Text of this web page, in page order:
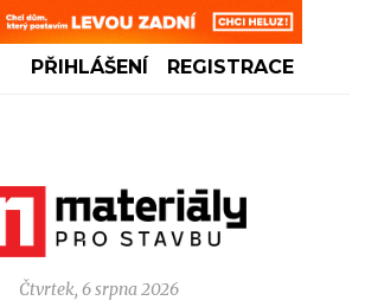
PŘIHLÁŠENÍ REGISTRACE
Čtvrtek, 6 srpna 2026